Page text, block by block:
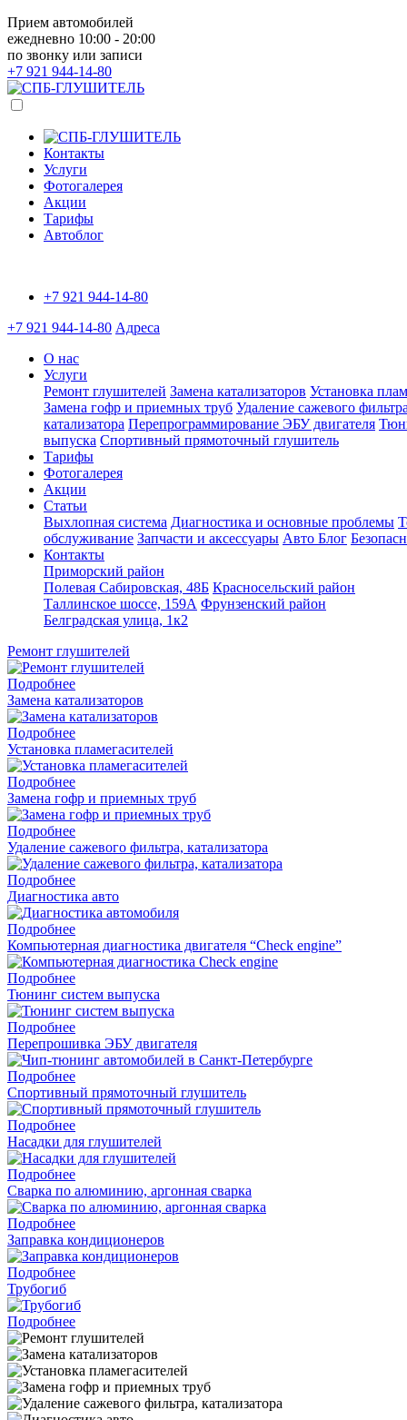
Прием автомобилей
ежедневно 10:00 - 20:00
по звонку или записи
+7 921 944-14-80
Контакты
Услуги
Фотогалерея
Акции
Тарифы
Автоблог
+7 921 944-14-80
+7 921 944-14-80 Адреса
О нас
Услуги
Ремонт глушителей Замена катализаторов Установка
Замена гофр и приемных труб Удаление сажевого
катализатора Перепрограммирование ЭБУ двигателя
выпуска Спортивный прямоточный глушитель
Тарифы
Фотогалерея
Акции
Статьи
Выхлопная система Диагностика и основные проблемы
обслуживание Запчасти и аксессуары Авто Блог
Контакты
Приморский район
Полевая Сабировская, 48Б Красносельский район
Таллинское шоссе, 159А Фрунзенский район
Белградская улица, 1к2
Ремонт глушителей
Подробнее
Замена катализаторов
Подробнее
Установка пламегасителей
Подробнее
Замена гофр и приемных труб
Подробнее
Удаление сажевого фильтра, катализатора
Подробнее
Диагностика авто
Подробнее
Компьютерная диагностика двигателя “Check engine”
Подробнее
Тюнинг систем выпуска
Подробнее
Перепрошивка ЭБУ двигателя
Подробнее
Спортивный прямоточный глушитель
Подробнее
Насадки для глушителей
Подробнее
Cварка по алюминию, аргонная сварка
Подробнее
Заправка кондиционеров
Подробнее
Трубогиб
Подробнее